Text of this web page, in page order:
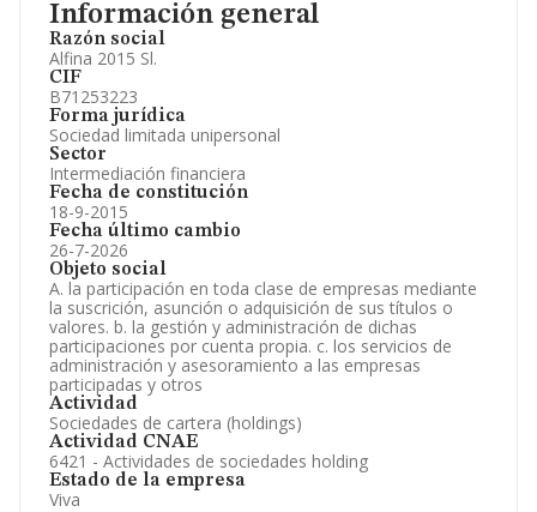
Información general
Razón social
Alfina 2015 Sl.
CIF
B71253223
Forma jurídica
Sociedad limitada unipersonal
Sector
Intermediación financiera
Fecha de constitución
18-9-2015
Fecha último cambio
26-7-2026
Objeto social
A. la participación en toda clase de empresas mediante
la suscrición, asunción o adquisición de sus títulos o
valores. b. la gestión y administración de dichas
participaciones por cuenta propia. c. los servicios de
administración y asesoramiento a las empresas
participadas y otros
Actividad
Sociedades de cartera (holdings)
Actividad CNAE
6421 - Actividades de sociedades holding
Estado de la empresa
Viva